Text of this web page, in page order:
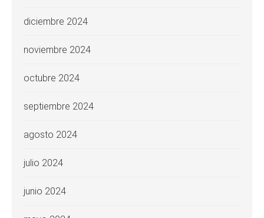
diciembre 2024
noviembre 2024
octubre 2024
septiembre 2024
agosto 2024
julio 2024
junio 2024